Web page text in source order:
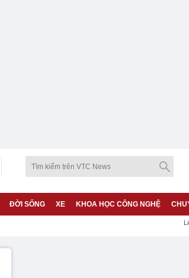
ĐỜI SỐNG XE KHOA HỌC CÔNG NGHỆ